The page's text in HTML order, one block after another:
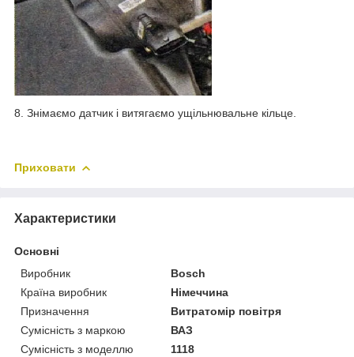
8. Знімаємо датчик і витягаємо ущільнювальне кільце.
Приховати
Характеристики
Основні
Виробник
Bosch
Країна виробник
Німеччина
Призначення
Витратомір повітря
Сумісність з маркою
ВАЗ
Сумісність з моделлю
1118